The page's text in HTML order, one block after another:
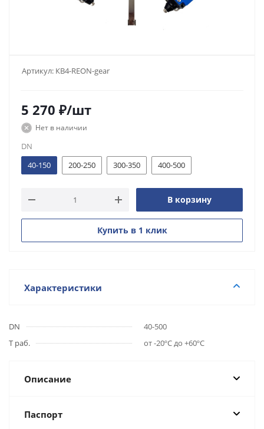
Артикул: КВ4-REON-gear
5 270 ₽/шт
Нет в наличии
DN
40-150
200-250 300-350 400-500
В корзину
Купить в 1 клик
Характеристики
DN
40-500
Т раб.
от -20ºС до +60ºС
Описание
Паспорт